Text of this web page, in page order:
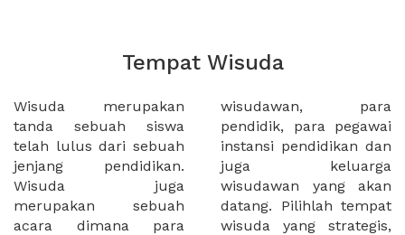
Tempat Wisuda
Wisuda merupakan
tanda sebuah siswa
telah lulus dari sebuah
jenjang pendidikan.
Wisuda juga
merupakan sebuah
acara dimana para
wisudawan, para
pendidik, para pegawai
instansi pendidikan dan
juga keluarga
wisudawan yang akan
datang. Pilihlah tempat
wisuda yang strategis,